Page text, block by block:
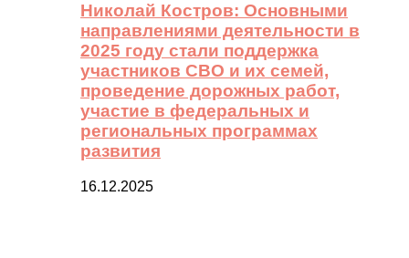
Николай Костров: Основными
направлениями деятельности в
2025 году стали поддержка
участников СВО и их семей,
проведение дорожных работ,
участие в федеральных и
региональных программах
развития
16.12.2025